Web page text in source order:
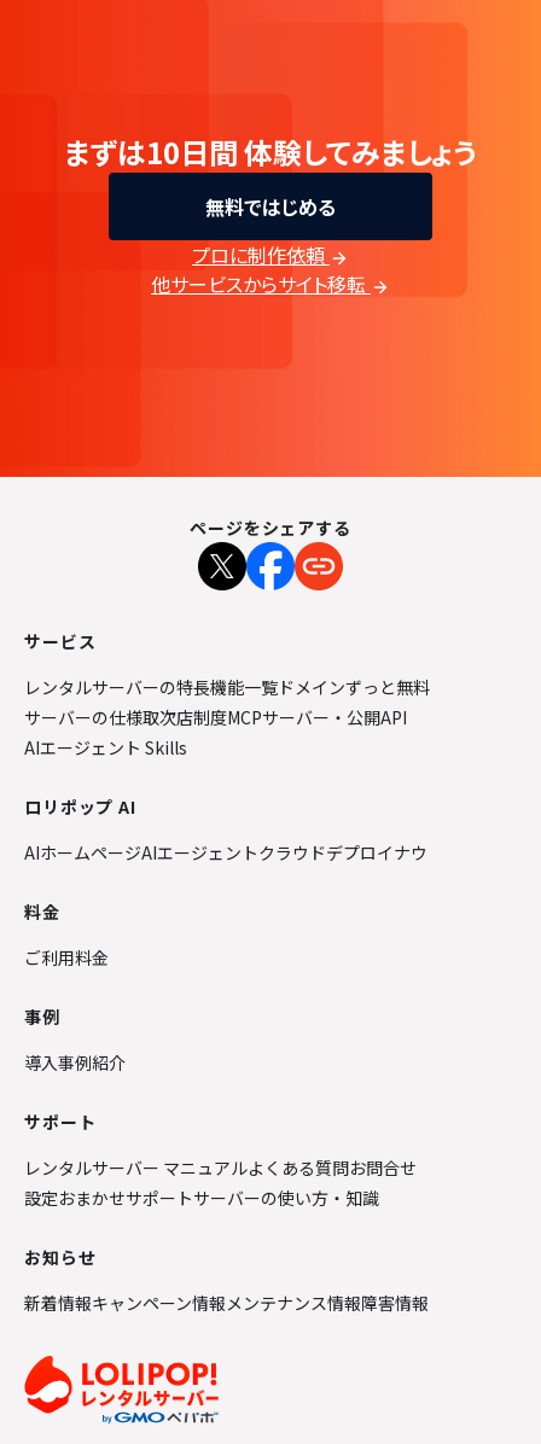
まずは10日間体験してみましょう
無料ではじめる
プロに制作依頼
他サービスからサイト移転
ページをシェアする
サービス
レンタルサーバーの特長機能一覧 ドメインずっと無料
サーバーの仕様取次店制度MCPサーバー・公開API
AIエージェント Skills
ロリポップ AI
AIホームページAIエージェントクラウドデプロイナウ
料金
ご利用料金
事例
導入事例紹介
サポート
レンタルサーバー マニュアルよくある質問お問合せ
設定おまかせサポートサーバーの使い方・知識
お知らせ
新着情報キャンペーン情報メンテナンス情報障害情報